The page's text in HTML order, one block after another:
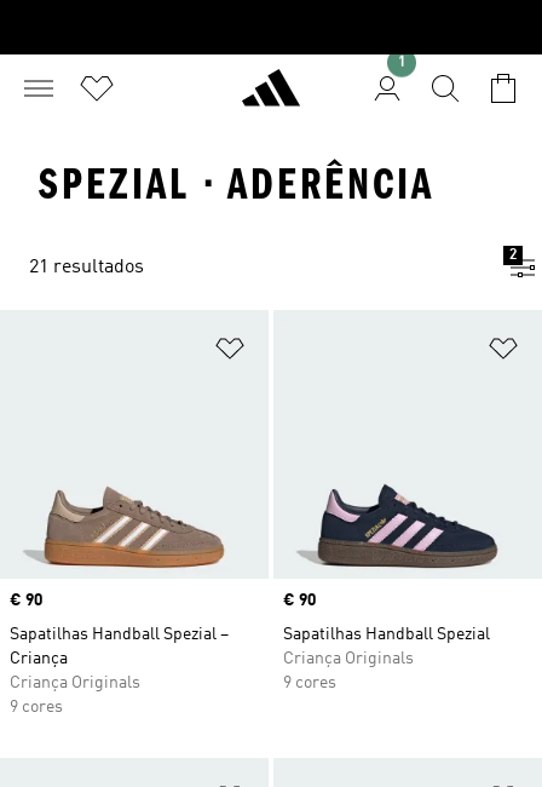
1
SPEZIAL · ADERÊNCIA
21 resultados
2
Price
€ 90
Sapatilhas Handball Spezial –
Criança
Criança Originals
9 cores
Price
€ 90
Sapatilhas Handball Spezial
Criança Originals
9 cores